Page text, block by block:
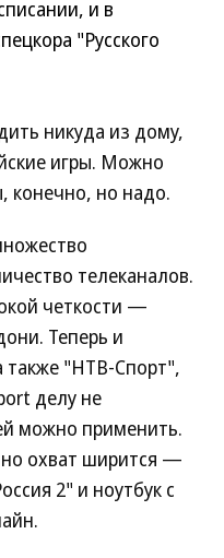
и в
"Русского
никуда из дому,
игры. Можно
конечно, но надо.
телеканалов.
четкости —
Теперь и
также "НТВ-Спорт",
делу не
можно применить.
но охват ширится —
2" и ноутбук с